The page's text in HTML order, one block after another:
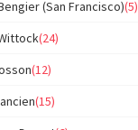
(San Francisco)(5)
(24)
(12)
(15)